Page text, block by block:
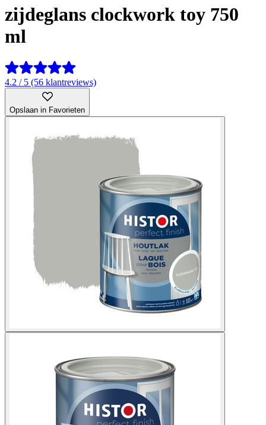
zijdeglans clockwork toy 750
ml
4.2 / 5 (56 klantreviews)
Opslaan in Favorieten